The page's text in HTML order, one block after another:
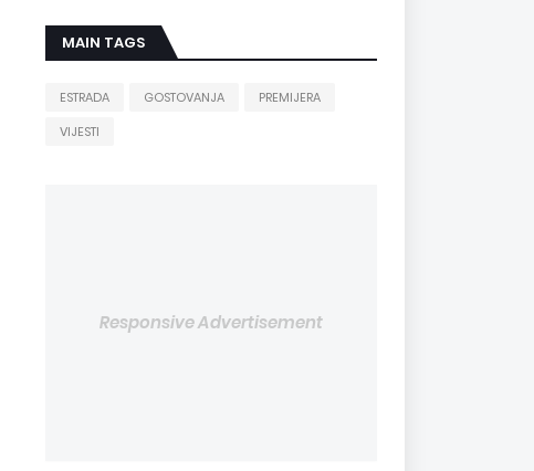
MAIN TAGS
ESTRADA GOSTOVANJA
PREMIJERA
VIJESTI
Responsive Advertisement